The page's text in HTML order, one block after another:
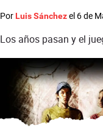
Por Luis Sánchezel 6 de
Los años pasan y el